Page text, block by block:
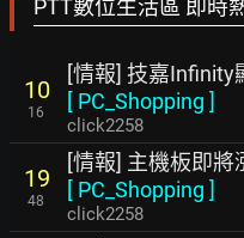
PTT數位生活區 即時
10
16
[情報] 技嘉Infinity
[ PC_Shopping ]
click2258
19
48
[情報] 主機板即將
[ PC_Shopping ]
click2258